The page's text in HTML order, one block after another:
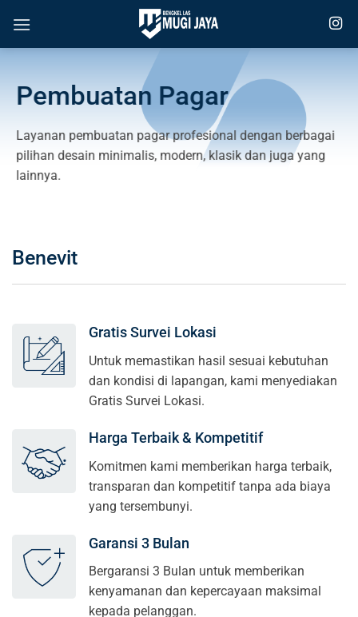
content
Pembuatan Pagar
Layanan pembuatan pagar profesional dengan berbagai
pilihan desain minimalis, modern, klasik dan juga yang
lainnya.
Benevit
Gratis Survei Lokasi
Untuk memastikan hasil sesuai kebutuhan
dan kondisi di lapangan, kami menyediakan
Gratis Survei Lokasi.
Harga Terbaik & Kompetitif
Komitmen kami memberikan harga terbaik,
transparan dan kompetitif tanpa ada biaya
yang tersembunyi.
Garansi 3 Bulan
Bergaransi 3 Bulan untuk memberikan
kenyamanan dan kepercayaan maksimal
kepada pelanggan.